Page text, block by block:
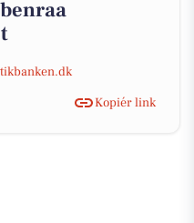
Kopiér link